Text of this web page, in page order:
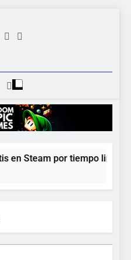
Random
Games
Videojuego Favorito
en Steam por tiempo